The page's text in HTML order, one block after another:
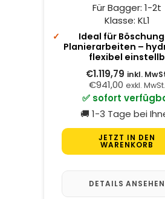
Für Bagger: 1-2t
Klasse: KL1
Ideal für
Planierarbeiten –
flexibel
€1.119,79 inkl.
€941,00 exkl. MwSt.
✅ sofort
🚚 1-3 Tage bei
JETZT IN DEN
WARENKORB
DETAILS ANSEHEN